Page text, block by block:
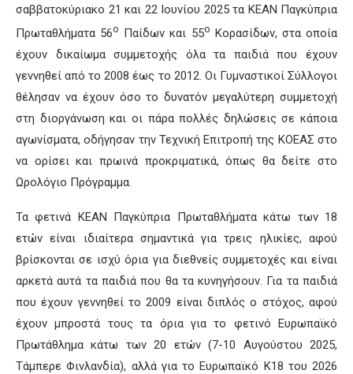
σαββατοκύριακο 21 και 22 Ιουνίου 2025 τα ΚΕΑΝ Παγκύπρια
Πρωταθλήματα 56ο Παίδων και 55ο Κορασίδων, στα οποία
έχουν δικαίωμα συμμετοχής όλα τα παιδιά που έχουν
γεννηθεί από το 2008 έως το 2012. Οι Γυμναστικοί Σύλλογοι
θέλησαν να έχουν όσο το δυνατόν μεγαλύτερη συμμετοχή
στη διοργάνωση και οι πάρα πολλές δηλώσεις σε κάποια
αγωνίσματα, οδήγησαν την Τεχνική Επιτροπή της ΚΟΕΑΣ στο
να ορίσει και πρωινά προκριματικά, όπως θα δείτε στο
Ωρολόγιο Πρόγραμμα.
Τα φετινά ΚΕΑΝ Παγκύπρια Πρωταθλήματα κάτω των 18
ετών είναι ιδιαίτερα σημαντικά για τρεις ηλικίες, αφού
βρίσκονται σε ισχύ όρια για διεθνείς συμμετοχές και είναι
αρκετά αυτά τα παιδιά που θα τα κυνηγήσουν. Για τα παιδιά
που έχουν γεννηθεί το 2009 είναι διπλός ο στόχος, αφού
έχουν μπροστά τους τα όρια για το φετινό Ευρωπαϊκό
Πρωτάθλημα κάτω των 20 ετών (7-10 Αυγούστου 2025,
Τάμπερε Φινλανδία), αλλά για το Ευρωπαϊκό Κ18 του 2026